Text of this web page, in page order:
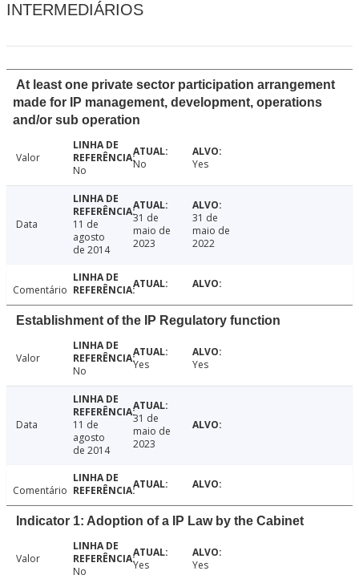
INTERMEDIÁRIOS
At least one private sector participation arrangement
made for IP management, development, operations
and/or sub operation
Valor
No
No Yes
Data
11 de
agosto
de 2014
31 de
maio de
2023
31 de
maio de
2022
Comentário
Establishment of the IP Regulatory function
Valor
No
Yes Yes
Data
11 de
agosto
de 2014
31 de
maio de
2023
Comentário
Indicator 1: Adoption of a IP Law by the Cabinet
Valor
No
Yes Yes